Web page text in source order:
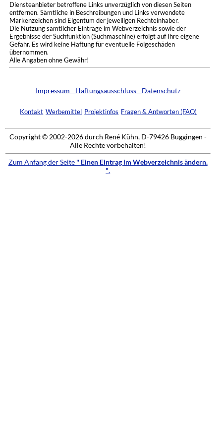
Diensteanbieter betroffene Links unverzüglich von diesen Seiten
entfernen. Sämtliche in Beschreibungen und Links verwendete
Markenzeichen sind Eigentum der jeweiligen Rechteinhaber.
Die Nutzung sämtlicher Einträge im Webverzeichnis sowie der
Ergebnisse der Suchfunktion (Suchmaschine) erfolgt auf Ihre eigene
Gefahr. Es wird keine Haftung für eventuelle Folgeschäden
übernommen.
Alle Angaben ohne Gewähr!
Impressum - Haftungsausschluss - Datenschutz
Kontakt Werbemittel Projektinfos Fragen & Antworten (FAQ)
Copyright © 2002-2026 durch René Kühn, D-79426 Buggingen -
Alle Rechte vorbehalten!
Zum Anfang der Seite " Einen Eintrag im Webverzeichnis ändern.
".